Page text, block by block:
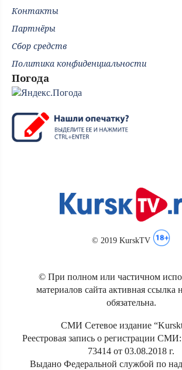
Контакты
Партнёры
Сбор средств
Политика конфиденциальности
Погода
© 2019 KurskTV
© При полном или частичном
материалов сайта активная ссылка
обязательна.
СМИ Сетевое издание
Реестровая запись о регистрации
73414 от 03.08.2018 г.
Выдано Федеральной службой по